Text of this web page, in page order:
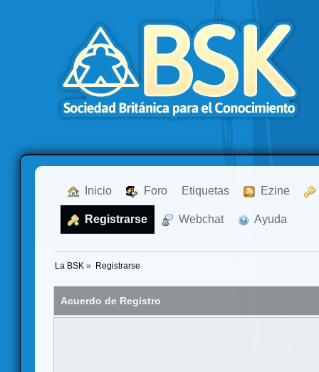
Inicio Foro Etiquetas Ezine
Registrarse Webchat Ayuda
La BSK » Registrarse
Acuerdo de Registro